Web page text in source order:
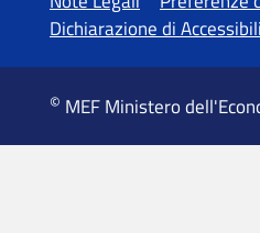
MEF Ministero